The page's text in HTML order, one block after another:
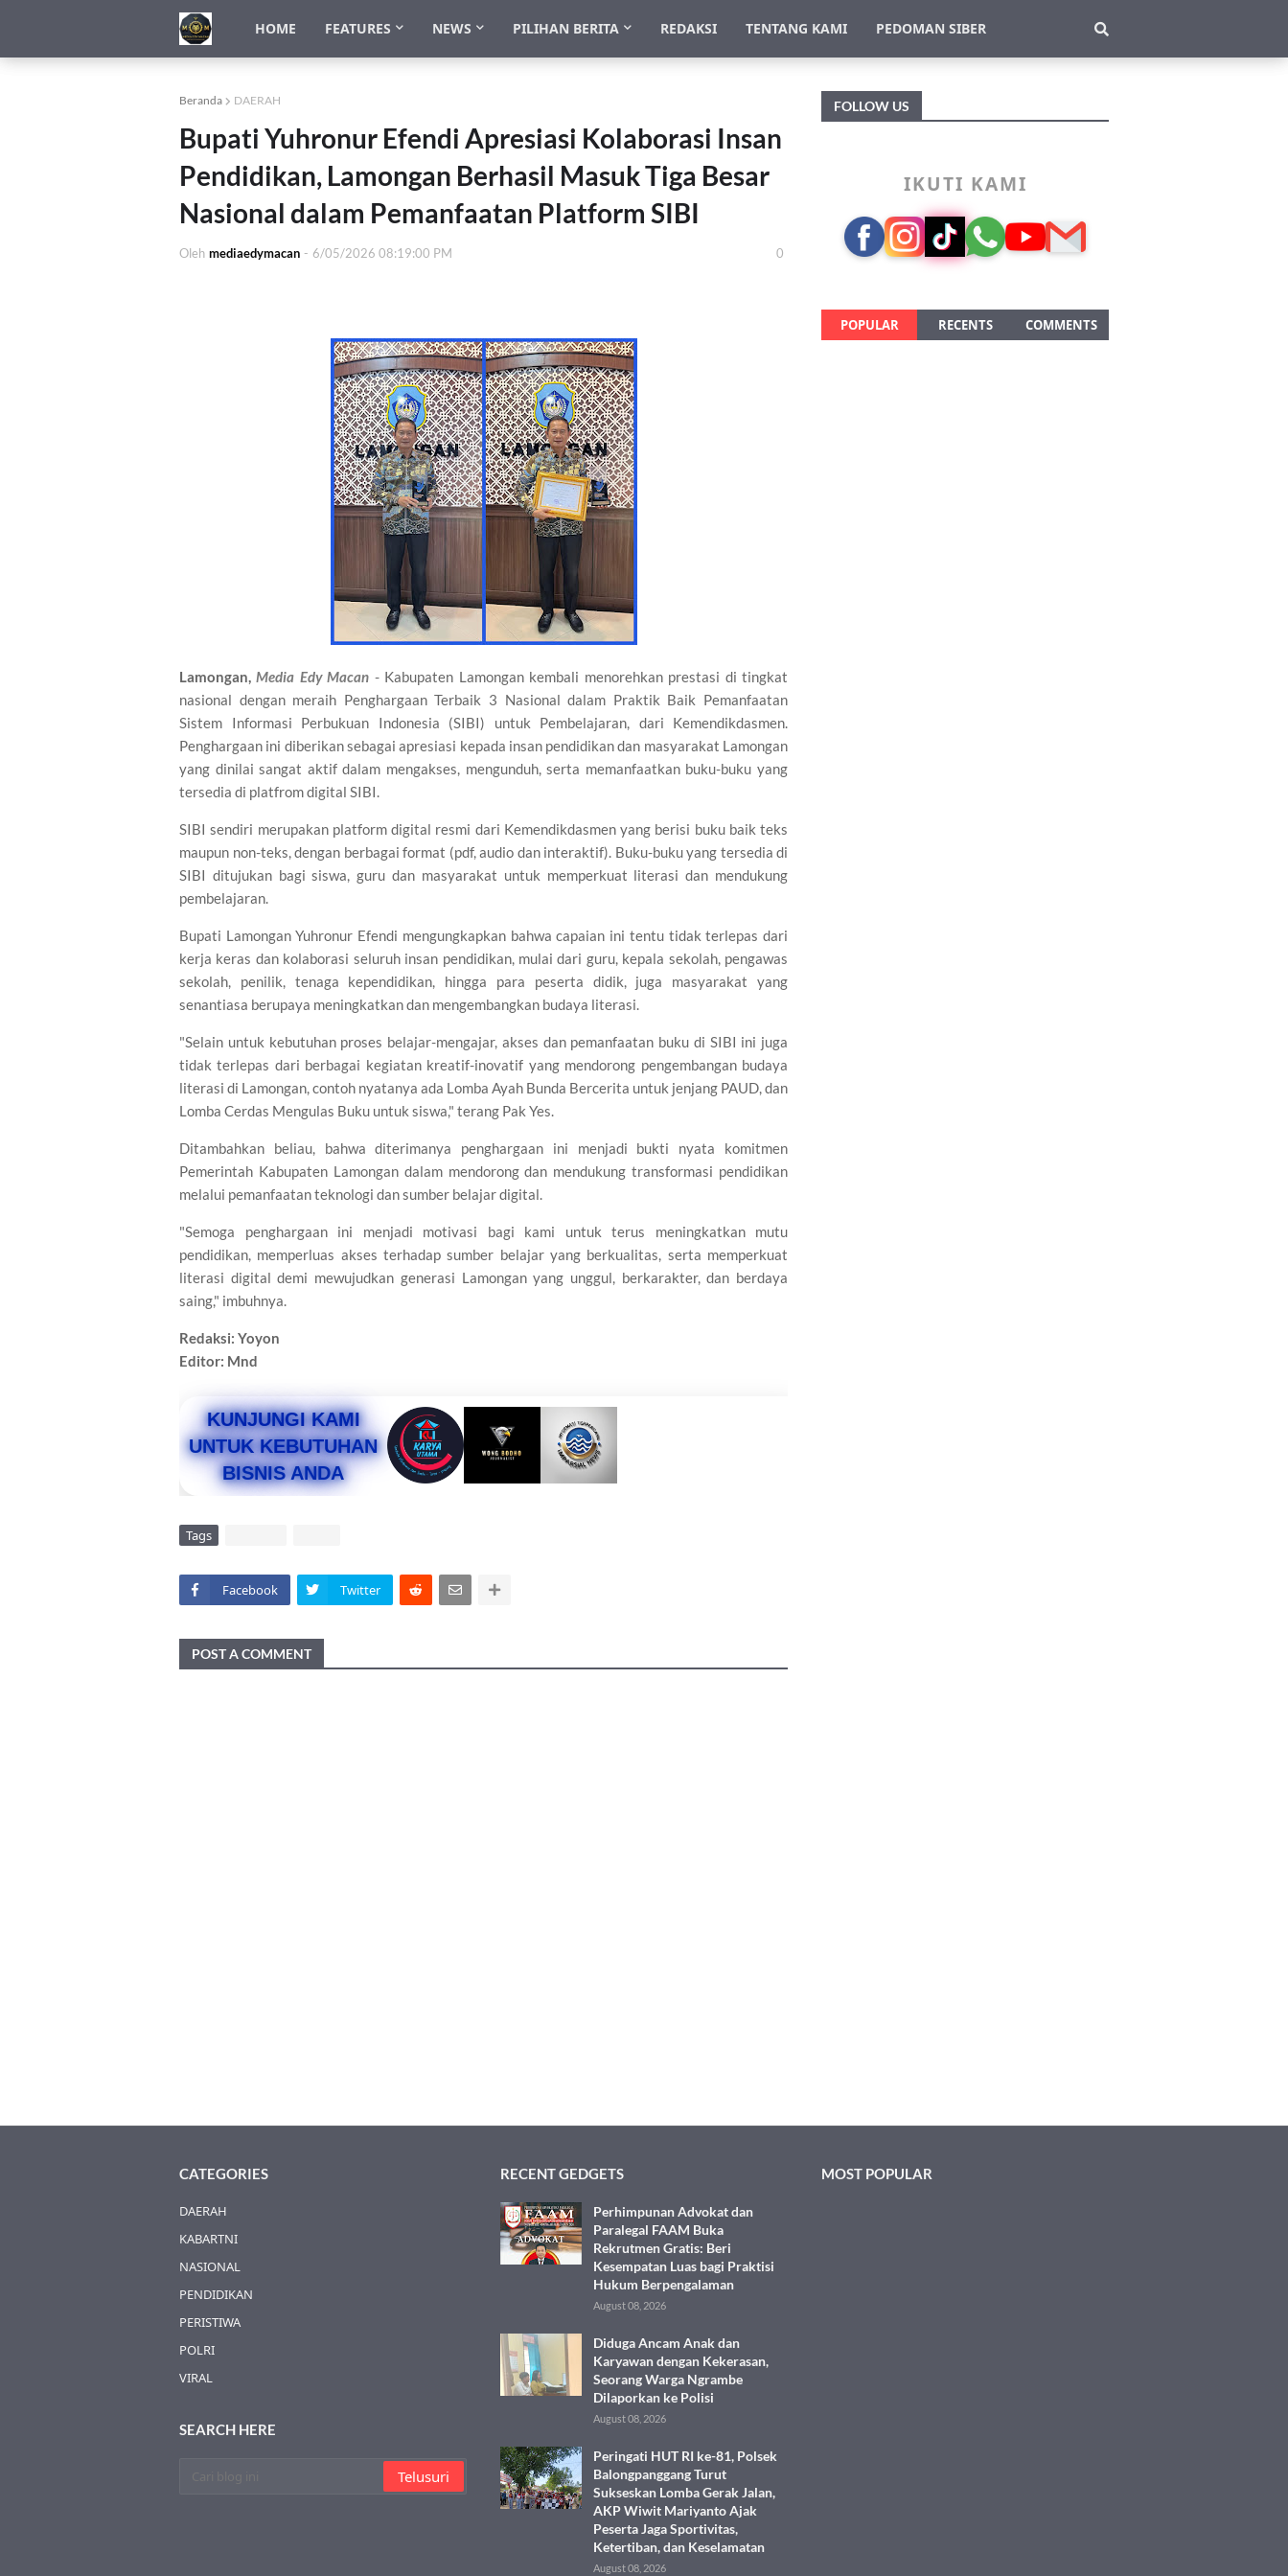
HOME FEATURES NEWS PILIHAN BERITA REDAKSI TENTANG KAMI PEDOMAN SIBER
Beranda DAERAH
Bupati Yuhronur Efendi Apresiasi Kolaborasi Insan
Pendidikan, Lamongan Berhasil Masuk Tiga Besar
Nasional dalam Pemanfaatan Platform SIBI
Oleh mediaedymacan - 6/05/2026 08:19:00 PM 0
Lamongan,Media Edy Macan - Kabupaten Lamongan kembali menorehkan prestasi di tingkat
nasional dengan meraih Penghargaan Terbaik 3 Nasional dalam Praktik Baik Pemanfaatan
Sistem Informasi Perbukuan Indonesia (SIBI) untuk Pembelajaran, dari Kemendikdasmen.
Penghargaan ini diberikan sebagai apresiasi kepada insan pendidikan dan masyarakat Lamongan
yang dinilai sangat aktif dalam mengakses, mengunduh, serta memanfaatkan buku-buku yang
tersedia di platfrom digital SIBI.
SIBI sendiri merupakan platform digital resmi dari Kemendikdasmen yang berisi buku baik teks
maupun non-teks, dengan berbagai format (pdf, audio dan interaktif). Buku-buku yang tersedia di
SIBI ditujukan bagi siswa, guru dan masyarakat untuk memperkuat literasi dan mendukung
pembelajaran.
Bupati Lamongan Yuhronur Efendi mengungkapkan bahwa capaian ini tentu tidak terlepas dari
kerja keras dan kolaborasi seluruh insan pendidikan, mulai dari guru, kepala sekolah, pengawas
sekolah, penilik, tenaga kependidikan, hingga para peserta didik, juga masyarakat yang
senantiasa berupaya meningkatkan dan mengembangkan budaya literasi.
"Selain untuk kebutuhan proses belajar-mengajar, akses dan pemanfaatan buku di SIBI ini juga
tidak terlepas dari berbagai kegiatan kreatif-inovatif yang mendorong pengembangan budaya
literasi di Lamongan, contoh nyatanya ada Lomba Ayah Bunda Bercerita untuk jenjang PAUD, dan
Lomba Cerdas Mengulas Buku untuk siswa," terang Pak Yes.
Ditambahkan beliau, bahwa diterimanya penghargaan ini menjadi bukti nyata komitmen
Pemerintah Kabupaten Lamongan dalam mendorong dan mendukung transformasi pendidikan
melalui pemanfaatan teknologi dan sumber belajar digital.
"Semoga penghargaan ini menjadi motivasi bagi kami untuk terus meningkatkan mutu
pendidikan, memperluas akses terhadap sumber belajar yang berkualitas, serta memperkuat
literasi digital demi mewujudkan generasi Lamongan yang unggul, berkarakter, dan berdaya
saing," imbuhnya.
Redaksi: Yoyon
Editor: Mnd
KUNJUNGI KAMI
UNTUK KEBUTUHAN
BISNIS ANDA
Tags
Facebook Twitter
POST A COMMENT
FOLLOW US
IKUTI KAMI
POPULAR RECENTS COMMENTS
CATEGORIES
DAERAH
KABARTNI
NASIONAL
PENDIDIKAN
PERISTIWA
POLRI
VIRAL
SEARCH HERE
RECENT GEDGETS
Perhimpunan Advokat dan
Paralegal FAAM Buka
Rekrutmen Gratis: Beri
Kesempatan Luas bagi Praktisi
Hukum Berpengalaman
August 08, 2026
Diduga Ancam Anak dan
Karyawan dengan Kekerasan,
Seorang Warga Ngrambe
Dilaporkan ke Polisi
August 08, 2026
Peringati HUT RI ke-81, Polsek
Balongpanggang Turut
Sukseskan Lomba Gerak Jalan,
AKP Wiwit Mariyanto Ajak
Peserta Jaga Sportivitas,
Ketertiban, dan Keselamatan
August 08, 2026
MOST POPULAR